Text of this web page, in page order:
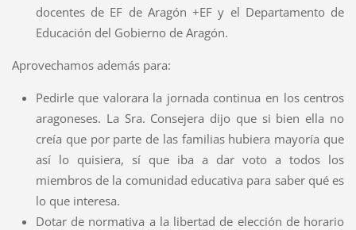
docentes de EF de Aragón +EF y el Departamento de
Educación del Gobierno de Aragón.
Aprovechamos además para:
Pedirle que valorara la jornada continua en los centros
aragoneses. La Sra. Consejera dijo que si bien ella no
creía que por parte de las familias hubiera mayoría que
así lo quisiera, sí que iba a dar voto a todos los
miembros de la comunidad educativa para saber qué es
lo que interesa.
Dotar de normativa a la libertad de elección de horario